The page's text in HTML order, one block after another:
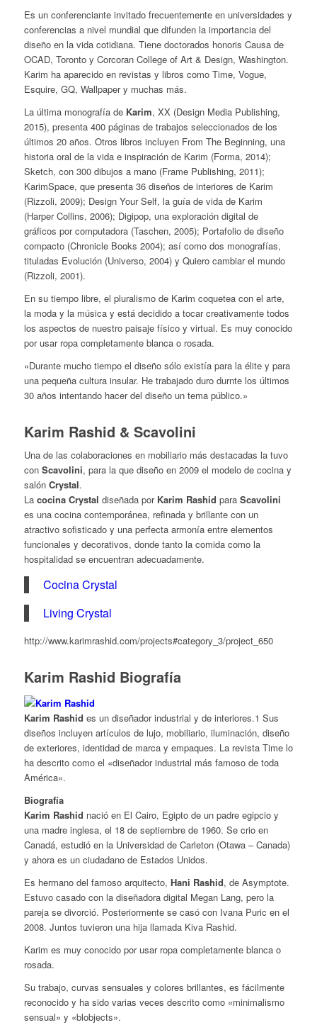
Es un conferenciante invitado frecuentemente en universidades y
conferencias a nivel mundial que difunden la importancia del
diseño en la vida cotidiana. Tiene doctorados honoris Causa de
OCAD, Toronto y Corcoran College of Art & Design, Washington.
Karim ha aparecido en revistas y libros como Time, Vogue,
Esquire, GQ, Wallpaper y muchas más.
La última monografía de Karim, XX (Design Media Publishing,
2015), presenta 400 páginas de trabajos seleccionados de los
últimos 20 años. Otros libros incluyen From The Beginning, una
historia oral de la vida e inspiración de Karim (Forma, 2014);
Sketch, con 300 dibujos a mano (Frame Publishing, 2011);
KarimSpace, que presenta 36 diseños de interiores de Karim
(Rizzoli, 2009); Design Your Self, la guía de vida de Karim
(Harper Collins, 2006); Digipop, una exploración digital de
gráficos por computadora (Taschen, 2005); Portafolio de diseño
compacto (Chronicle Books 2004); así como dos monografías,
tituladas Evolución (Universo, 2004) y Quiero cambiar el mundo
(Rizzoli, 2001).
En su tiempo libre, el pluralismo de Karim coquetea con el arte,
la moda y la música y está decidido a tocar creativamente todos
los aspectos de nuestro paisaje físico y virtual. Es muy conocido
por usar ropa completamente blanca o rosada.
«Durante mucho tiempo el diseño sólo existía para la élite y para
una pequeña cultura insular. He trabajado duro durnte los últimos
30 años intentando hacer del diseño un tema público.»
Karim Rashid & Scavolini
Una de las colaboraciones en mobiliario más destacadas la tuvo
con Scavolini, para la que diseño en 2009 el modelo de cocina y
salón Crystal.
La cocina Crystal diseñada por Karim Rashid para Scavolini
es una cocina contemporánea, refinada y brillante con un
atractivo sofisticado y una perfecta armonía entre elementos
funcionales y decorativos, donde tanto la comida como la
hospitalidad se encuentran adecuadamente.
Cocina Crystal
Living Crystal
http://www.karimrashid.com/projects#category_3/project_650
Karim Rashid Biografía
Karim Rashid es un diseñador industrial y de interiores.1 Sus
diseños incluyen artículos de lujo, mobiliario, iluminación, diseño
de exteriores, identidad de marca y empaques. La revista Time lo
ha descrito como el «diseñador industrial más famoso de toda
América».
Biografía
Karim Rashid nació en El Cairo, Egipto de un padre egipcio y
una madre inglesa, el 18 de septiembre de 1960. Se crio en
Canadá, estudió en la Universidad de Carleton (Otawa – Canada)
y ahora es un ciudadano de Estados Unidos.
Es hermano del famoso arquitecto, Hani Rashid, de Asymptote.
Estuvo casado con la diseñadora digital Megan Lang, pero la
pareja se divorció. Posteriormente se casó con Ivana Puric en el
2008. Juntos tuvieron una hija llamada Kiva Rashid.​
Karim es muy conocido por usar ropa completamente blanca o
rosada.
Su trabajo, curvas sensuales y colores brillantes, es fácilmente
reconocido y ha sido varias veces descrito como «minimalismo
sensual» y «blobjects».